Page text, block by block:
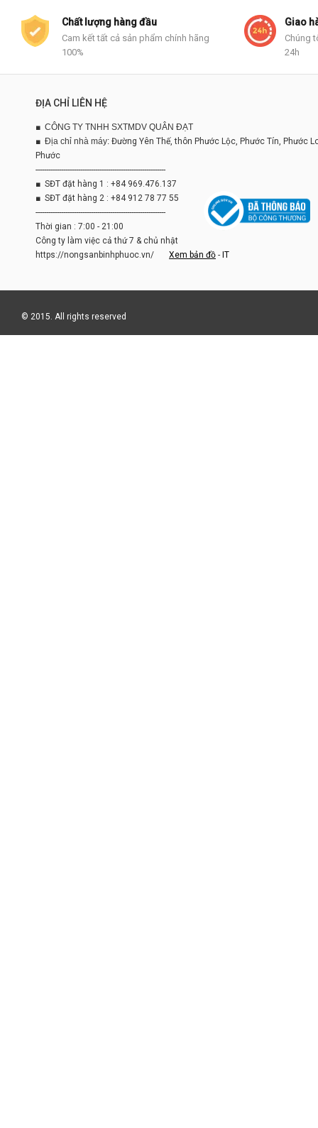
Chất lượng hàng đầu
Cam kết tất cả sản phẩm chính hãng
100%
Giao
Chúng
24h
ĐỊA CHỈ LIÊN HỆ
■ CÔNG TY TNHH SXTMDV QUÂN ĐẠT
■ Địa chỉ nhà máy: Đường Yên Thế, thôn Phước Lộc, Phước Tín, Phước
Phước
-------------------------------------------------------------
■ SĐT đặt hàng 1 : +84 969.476.137
■ SĐT đặt hàng 2 : +84 912 78 77 55
-------------------------------------------------------------
Thời gian : 7:00 - 21:00
Công ty làm việc cả thứ 7 & chủ nhật
https://nongsanbinhphuoc.vn/ Xem bản đồ - IT
© 2015. All rights reserved